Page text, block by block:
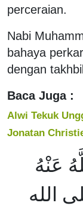
perceraian.
Nabi
bahaya
dengan
Baca Juga :
Alwi Tekuk
Jonatan
عَنْهُ
الله